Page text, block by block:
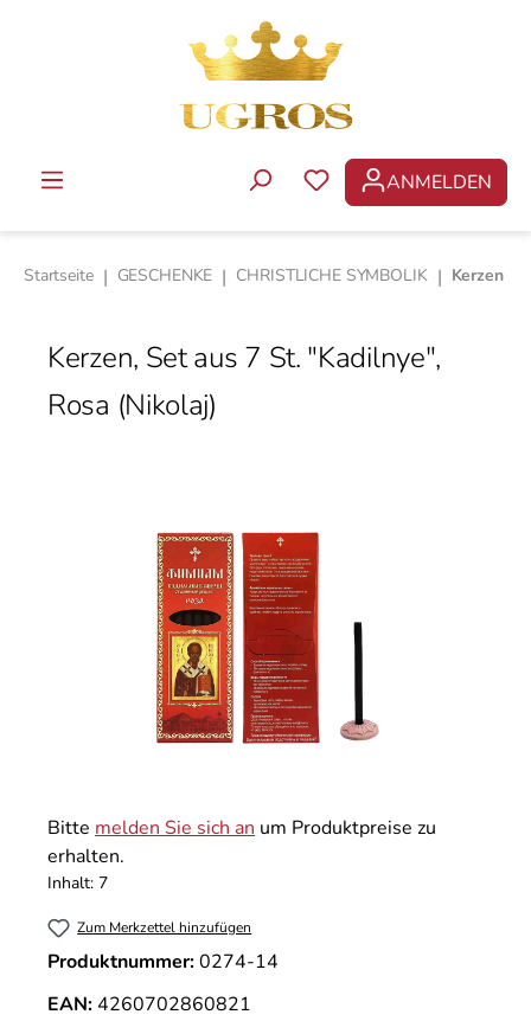
DU HAST 0
ANMELDEN
Startseite | GESCHENKE | CHRISTLICHE SYMBOLIK | Kerzen
Kerzen, Set aus 7 St. "Kadilnye",
Rosa (Nikolaj)
Bitte melden Sie sich an um Produktpreise zu
erhalten.
Inhalt: 7
Zum Merkzettel hinzufügen
Produktnummer:0274-14
EAN:4260702860821